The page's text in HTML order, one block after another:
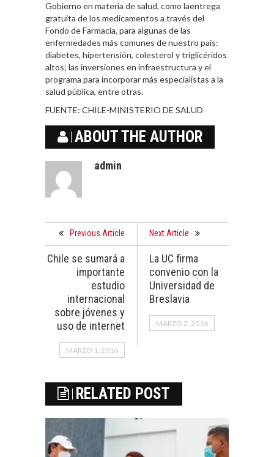
Gobierno en materia de salud, como laentrega
gratuita de los medicamentos a través del
Fondo de Farmacia, para algunas de las
enfermedades más comunes de nuestro país:
diabetes, hipertensión, colesterol y triglicéridos
altos; las inversiones en infraestructura y el
programa para incorporar más especialistas a la
salud pública, entre otras.
FUENTE: CHILE-MINISTERIO DE SALUD
ABOUT THE AUTHOR
admin
Previous Article
Chile se sumará a
importante
estudio
internacional
sobre jóvenes y
uso de internet
MARZO 1, 2016
Next Article
La UC firma
convenio con la
Universidad de
Breslavia
MARZO 2, 2016
RELATED POST